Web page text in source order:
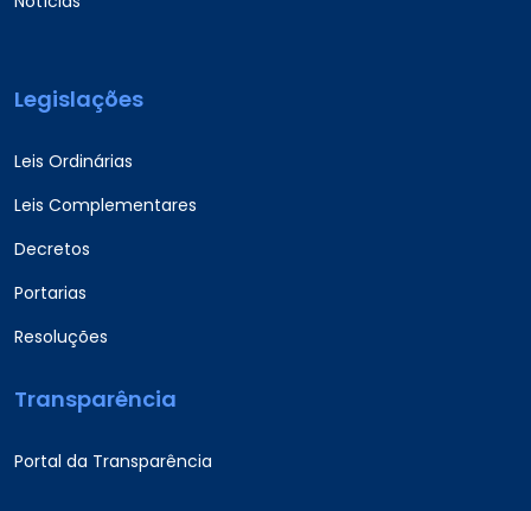
Legislações
Leis Ordinárias
Leis Complementares
Decretos
Portarias
Resoluções
Transparência
Portal da Transparência